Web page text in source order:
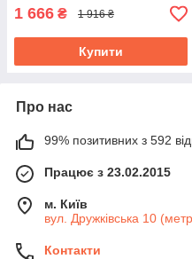
1 666 ₴ 1 916 ₴
Купити
Про нас
99% позитивних з 592
Працює з 23.02.2015
м. Київ
вул. Дружківська 10
Контакти